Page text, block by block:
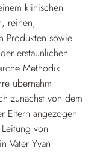
klinischen
reinen,
Produkten sowie
erstaunlichen
Methodik
übernahm
zunächst von dem
Eltern angezogen
von
Vater Yvan